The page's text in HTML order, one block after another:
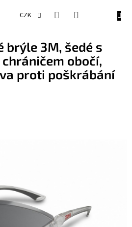
CZK
brýle 3M, šedé s
obočí,
proti poškrábání